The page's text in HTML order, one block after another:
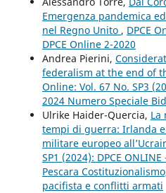
Emergenza pandemica
nel Regno Unito , DPCE
DPCE Online 2-2020
Andrea Pierini,
federalism at the end of
Online: Vol. 67 No. SP3
2024 Numero Speciale
Ulrike Haider-Quercia, La
tempi di guerra: Irlanda
militare europeo
SP1 (2024): DPCE
Pescara
pacifista e conflitti armati